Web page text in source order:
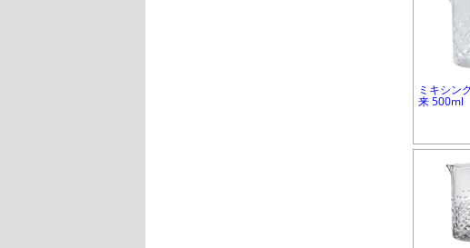
ミキシン
来 500ml